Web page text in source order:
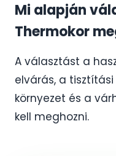
Mi alapján
Thermokor
A választást a
elvárás, a
környezet és a
kell meghozni.